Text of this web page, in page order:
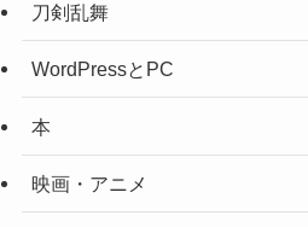
刀剣乱舞
WordPressとPC
本
映画・アニメ